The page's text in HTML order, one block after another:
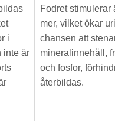
i
inte är
Fodret stimulerar
mer, vilket ökar
chansen att
mineralinnehåll,
och fosfor,
återbildas.